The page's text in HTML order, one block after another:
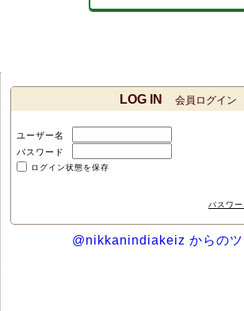
LOG IN 会員ログイン
ユーザー名
パスワード
ログイン状態を保存
パスワ
@nikkanindiakeiz からのツ